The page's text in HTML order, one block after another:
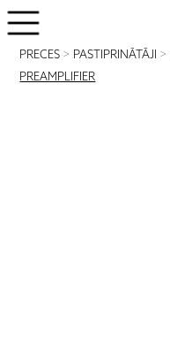
PRECES > PASTIPRINĀTĀJI >
PREAMPLIFIER